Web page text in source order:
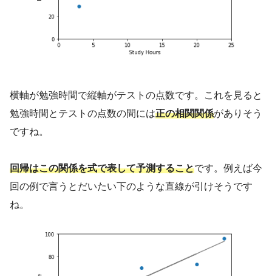
横軸が勉強時間で縦軸がテストの点数です。これを見ると
勉強時間とテストの点数の間には正の相関関係がありそう
ですね。
回帰はこの関係を式で表して予測することです。例えば今
回の例で言うとだいたい下のような直線が引けそうです
ね。